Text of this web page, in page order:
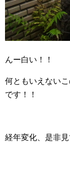
んー白い！！
何ともいえない
です！！
経年変化、是非